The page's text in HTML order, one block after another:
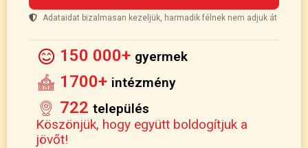
Adataidat bizalmasan kezeljük, harmadik félnek nem adjuk át
150 000+ gyermek
1700+ intézmény
722 település
Köszönjük, hogy együtt boldogítjuk a
jövőt!